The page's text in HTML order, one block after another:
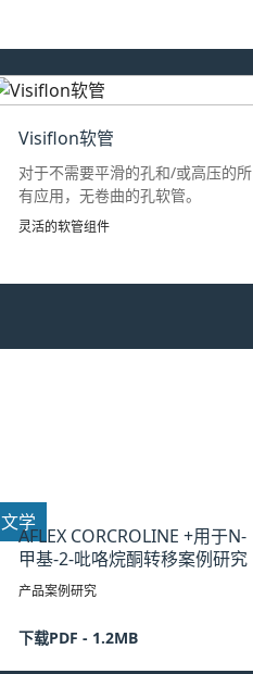
Visiflon软管
对于不需要平滑的孔和/或高压的所
有应用，无卷曲的孔软管。
灵活的软管组件
文学
AFLEX CORCROLINE +用于N-
甲基-2-吡咯烷酮转移案例研究
产品案例研究
下载PDF - 1.2MB